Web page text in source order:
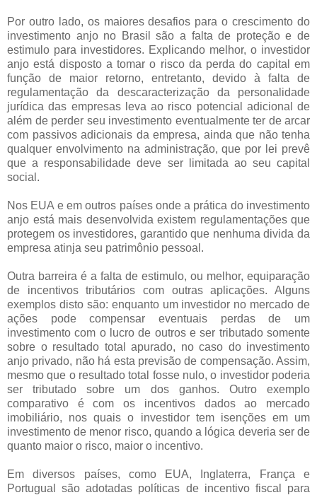
Por outro lado, os maiores desafios para o crescimento do
investimento anjo no Brasil são a falta de proteção e de
estimulo para investidores. Explicando melhor, o investidor
anjo está disposto a tomar o risco da perda do capital em
função de maior retorno, entretanto, devido à falta de
regulamentação da descaracterização da personalidade
jurídica das empresas leva ao risco potencial adicional de
além de perder seu investimento eventualmente ter de arcar
com passivos adicionais da empresa, ainda que não tenha
qualquer envolvimento na administração, que por lei prevê
que a responsabilidade deve ser limitada ao seu capital
social.
Nos EUA e em outros países onde a prática do investimento
anjo está mais desenvolvida existem regulamentações que
protegem os investidores, garantido que nenhuma divida da
empresa atinja seu patrimônio pessoal.
Outra barreira é a falta de estimulo, ou melhor, equiparação
de incentivos tributários com outras aplicações. Alguns
exemplos disto são: enquanto um investidor no mercado de
ações pode compensar eventuais perdas de um
investimento com o lucro de outros e ser tributado somente
sobre o resultado total apurado, no caso do investimento
anjo privado, não há esta previsão de compensação. Assim,
mesmo que o resultado total fosse nulo, o investidor poderia
ser tributado sobre um dos ganhos. Outro exemplo
comparativo é com os incentivos dados ao mercado
imobiliário, nos quais o investidor tem isenções em um
investimento de menor risco, quando a lógica deveria ser de
quanto maior o risco, maior o incentivo.
Em diversos países, como EUA, Inglaterra, França e
Portugual são adotadas políticas de incentivo fiscal para